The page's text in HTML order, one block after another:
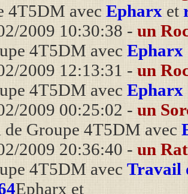
4T5DM avec Epharx et
2009 10:30:38 - un
4T5DM avec Epharx
2009 12:13:31 - un
4T5DM avec Epharx
2009 00:25:02 - un
Groupe 4T5DM avec
2009 20:36:40 - un
4T5DM avec Travail
Epharx et